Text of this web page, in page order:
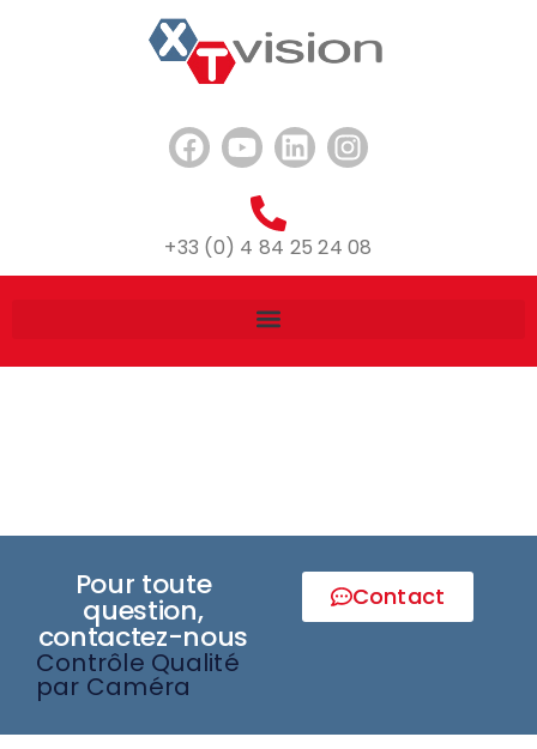
+33 (0) 4 84 25 24 08
Contact
Contrôle Qualité
par Caméra
Pour toute
question,
contactez-nous